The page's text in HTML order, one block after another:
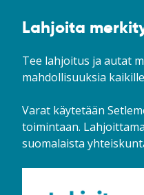
Lahjoita
Tee lahjoitus ja autat
mahdollisuuksia
Varat käytetään
toimintaan.
suomalaista